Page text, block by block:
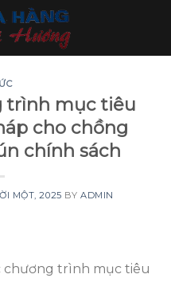
trình mục tiêu
cho chồng
chính sách
MỘT, 2025 BY ADMIN
chương trình mục tiêu